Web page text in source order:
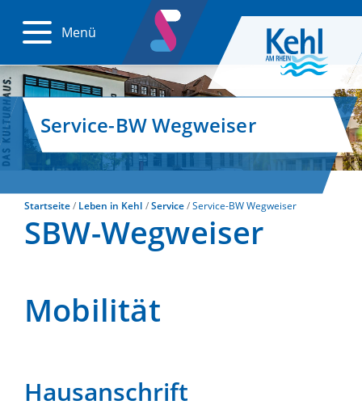
Menü
Service-BW Wegweiser
Startseite Leben in Kehl Service Service-BW Wegweiser
SBW-Wegweiser
Mobilität
Hausanschrift